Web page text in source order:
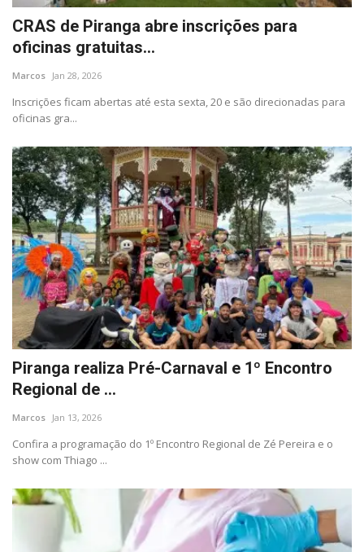
CRAS de Piranga abre inscrições para
oficinas gratuitas...
Marcos Jan 28, 2026
Inscrições ficam abertas até esta sexta, 20 e são direcionadas para
oficinas gra...
Piranga realiza Pré-Carnaval e 1º Encontro
Regional de ...
Marcos Jan 13, 2026
Confira a programação do 1º Encontro Regional de Zé Pereira e o
show com Thiago ...